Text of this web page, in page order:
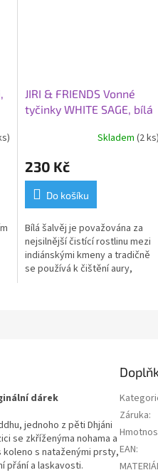
JIRI & FRIENDS Vonné
tyčinky WHITE SAGE, bílá
Skladem(2 ks)
230 Kč
Do košíku
Bílá šalvěj je považována za
nejsilnější čistící rostlinu mezi
indiánskými kmeny a tradičně
se používá k čištění aury,
dárek
jednoho z pěti Dhjáni
se zkříženýma nohama a
koleno s nataženými prsty,
přání a laskavosti.
Záruka:
EAN: